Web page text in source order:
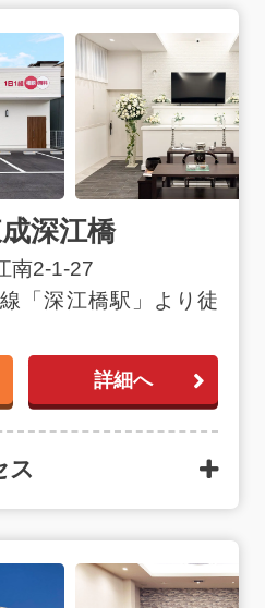
深江橋
南2-1-27
「深江橋駅」より徒
詳細へ
ス